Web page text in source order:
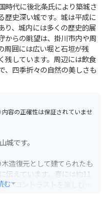
時代に後北条氏により築城さ
歴史深い城です。城は平成に
り、城内には多くの歴史的展
からの眺望は、掛川市内や周
周囲には広い堀と石垣が残
残しています。周辺には飲食
、四季折々の自然の美しさも
容の正確性は保証されていませ
城です。
造復元として建てられたも
伝えています。春には約11
いコントラストを楽しむこ
む